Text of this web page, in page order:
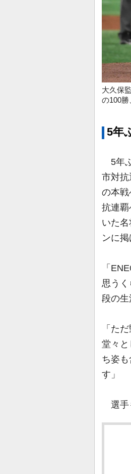
大久保
の100
5年
5年
市対
の本
抗連覇
いた
ンに掲
「
思う
段の生
「た
堂々
ち姿
す」
選手